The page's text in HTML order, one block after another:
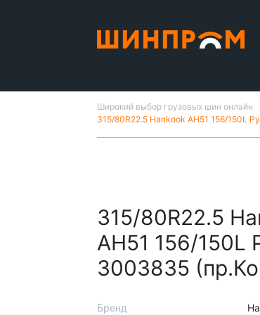
Широкий выбор грузовых шин онлайн
315/80R22.5 Hankook AH51 156/150L
315/80R22.5
AH51 156/150L
3003835
Бренд